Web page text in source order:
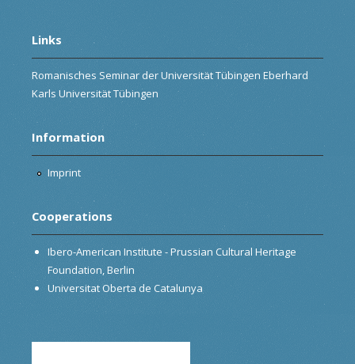
Links
Romanisches Seminar der Universität Tübingen Eberhard
Karls Universität Tübingen
Information
Imprint
Cooperations
Ibero-American Institute - Prussian Cultural Heritage
Foundation, Berlin
Universitat Oberta de Catalunya